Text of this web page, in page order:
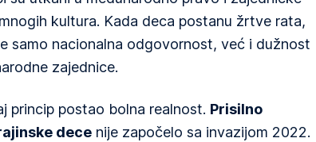
kultura. Kada deca postanu žrtve rata,
samo nacionalna odgovornost, već i dužnost
zajednice.
princip postao bolna realnost. Prisilno
dece nije započelo sa invazijom 2022.